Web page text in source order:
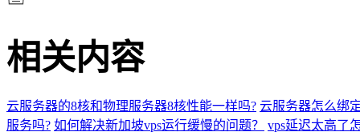
相关内容
云服务器的8核和物理服务器8核性能一样吗? 云服务器怎么绑
服务吗? 如何解决新加坡vps运行缓慢的问题？
vps延迟太高了